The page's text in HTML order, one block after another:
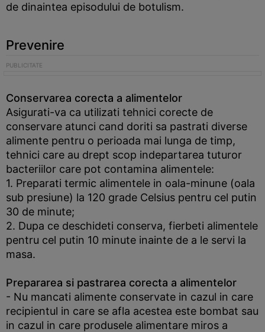
de dinaintea episodului de botulism.
Prevenire
Conservarea corecta a alimentelor
Asigurati-va ca utilizati tehnici corecte de
conservare atunci cand doriti sa pastrati diverse
alimente pentru o perioada mai lunga de timp,
tehnici care au drept scop indepartarea tuturor
bacteriilor care pot contamina alimentele:
1. Preparati termic alimentele in oala-minune (oala
sub presiune) la 120 grade Celsius pentru cel putin
30 de minute;
2. Dupa ce deschideti conserva, fierbeti alimentele
pentru cel putin 10 minute inainte de a le servi la
masa.
Prepararea si pastrarea corecta a alimentelor
- Nu mancati alimente conservate in cazul in care
recipientul in care se afla acestea este bombat sau
in cazul in care produsele alimentare miros a